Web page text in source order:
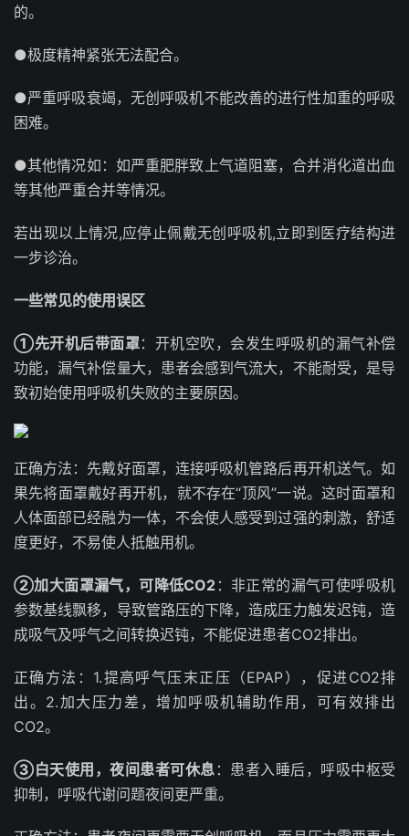
的。
●极度精神紧张无法配合。
●严重呼吸衰竭，无创呼吸机不能改善的进行性加重的呼吸
困难。
●其他情况如：如严重肥胖致上气道阻塞，合并消化道出血
等其他严重合并等情况。
若出现以上情况,应停止佩戴无创呼吸机,立即到医疗结构进
一步诊治。
一些常见的使用误区
①先开机后带面罩：开机空吹，会发生呼吸机的漏气补偿
功能，漏气补偿量大，患者会感到气流大，不能耐受，是导
致初始使用呼吸机失败的主要原因。
正确方法：先戴好面罩，连接呼吸机管路后再开机送气。如
果先将面罩戴好再开机，就不存在“顶风”一说。这时面罩和
人体面部已经融为一体，不会使人感受到过强的刺激，舒适
度更好，不易使人抵触用机。
②加大面罩漏气，可降低CO2 ：非正常的漏气可使呼吸机
参数基线飘移，导致管路压的下降，造成压力触发迟钝，造
成吸气及呼气之间转换迟钝，不能促进患者CO2排出。
正确方法：1.提高呼气压末正压（EPAP），促进CO2排
出。2.加大压力差，增加呼吸机辅助作用，可有效排出
CO2。
③白天使用，夜间患者可休息 ：患者入睡后，呼吸中枢受
抑制，呼吸代谢问题夜间更严重。